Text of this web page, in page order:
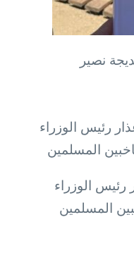
نصير
رئيس الوزراء
المسلمين